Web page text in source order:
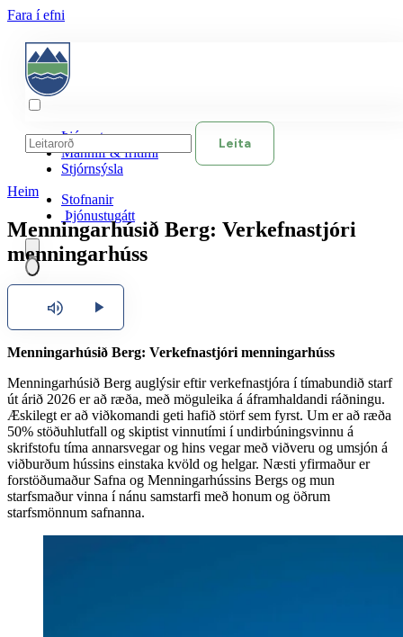
Fara í efni
Þjónusta
Mannlíf & frítími
Stjórnsýsla
Stofnanir
Þjónustugátt
Leita
Heim
Menningarhúsið Berg: Verkefnastjóri
menningarhúss
Hlusta
Menningarhúsið Berg: Verkefnastjóri menningarhúss
Menningarhúsið Berg auglýsir eftir verkefnastjóra í tímabundið starf
út árið 2026 er að ræða, með möguleika á áframhaldandi ráðningu.
Æskilegt er að viðkomandi geti hafið störf sem fyrst. Um er að ræða
50% stöðuhlutfall og skiptist vinnutími í undirbúningsvinnu á
skrifstofu tíma annarsvegar og hins vegar með viðveru og umsjón á
viðburðum hússins einstaka kvöld og helgar. Næsti yfirmaður er
forstöðumaður Safna og Menningarhússins Bergs og mun
starfsmaður vinna í nánu samstarfi með honum og öðrum
starfsmönnum safnanna.